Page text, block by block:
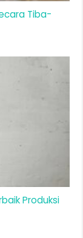
Tiba-
Produksi